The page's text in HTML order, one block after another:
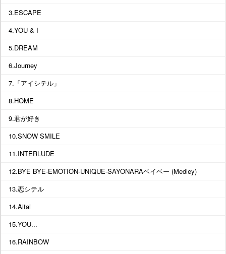
3.ESCAPE
4.YOU & I
5.DREAM
6.Journey
7.「アイシテル」
8.HOME
9.君が好き
10.SNOW SMILE
11.INTERLUDE
12.BYE BYE-EMOTION-UNIQUE-SAYONARAベイベー (Medley)
13.恋シテル
14.Aitai
15.YOU...
16.RAINBOW